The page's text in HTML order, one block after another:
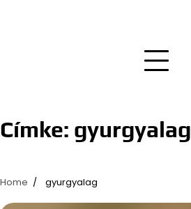
Címke: gyurgyalag
Home gyurgyalag